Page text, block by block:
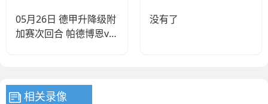
05月26日 德甲升降级附
加赛次回合 帕德博恩vs
没有了
相关录像